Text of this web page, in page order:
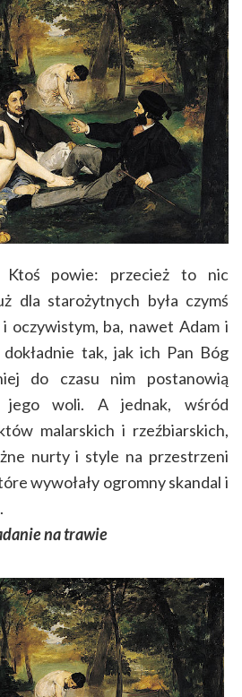
Ktoś powie: przecież to nic
dla starożytnych była czymś
oczywistym, ba, nawet Adam i
tak, jak ich Pan Bóg
do czasu nim postanowią
woli. A jednak, wśród
malarskich i rzeźbiarskich,
nurty i style na przestrzeni
wywołały ogromny skandal i
na trawie